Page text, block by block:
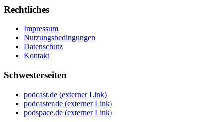
Rechtliches
Impressum
Nutzungsbedingungen
Datenschutz
Kontakt
Schwesterseiten
podcast.de (externer Link)
podcaster.de (externer Link)
podspace.de (externer Link)